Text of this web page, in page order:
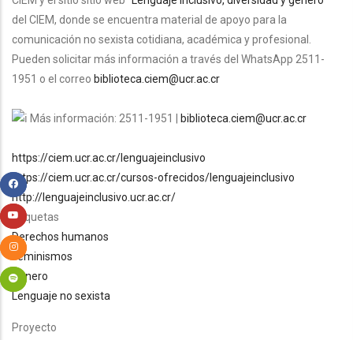
del CIEM, donde se encuentra material de apoyo para la
comunicación no sexista cotidiana, académica y profesional.
Pueden solicitar más información a través del WhatsApp 2511-
1951 o el correo biblioteca.ciem@ucr.ac.cr
Más información: 2511-1951 | biblioteca.ciem@ucr.ac.cr
https://ciem.ucr.ac.cr/lenguajeinclusivo
https://ciem.ucr.ac.cr/cursos-ofrecidos/lenguajeinclusivo
http://lenguajeinclusivo.ucr.ac.cr/
Etiquetas
Derechos humanos
Feminismos
Género
Lenguaje no sexista
Proyecto